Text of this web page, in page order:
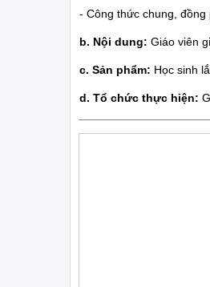
- Công thức chung,
b. Nội dung: Giáo viên
c. Sản phẩm: Học sinh
d. Tổ chức thực hiện: